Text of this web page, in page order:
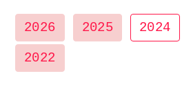
2026 2025 2024
2022